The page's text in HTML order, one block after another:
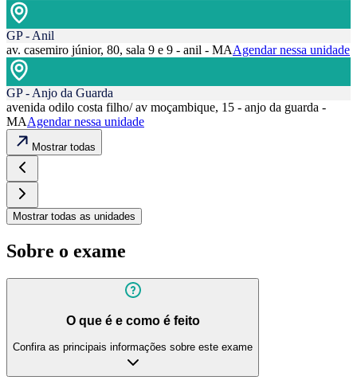
GP - Anil
av. casemiro júnior, 80, sala 9 e 9 - anil - MAAgendar nessa unidade
GP - Anjo da Guarda
avenida odilo costa filho/ av moçambique, 15 - anjo da guarda -
MAAgendar nessa unidade
Mostrar todas
Mostrar todas as unidades
Sobre o exame
O que é e como é feito
Confira as principais informações sobre este exame